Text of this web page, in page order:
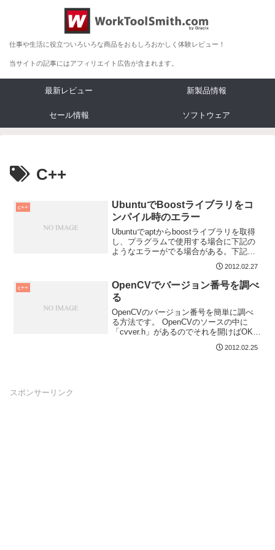
仕事や生活に役立ついろいろな商品をおもしろおかしく体験レビュー！
当サイトの記事にはアフィリエイト広告が含まれます。
最新レビュー 新製品情報
セール情報 ソフトウェア
C++
c++
UbuntuでBoostライブラリをコ
ンパイル時のエラー
Ubuntuでaptからboostライブラリを取得
し、プラグラムで使用する場合に下記の
ようなエラーがでる場合がある。下記は
コマンドライン引数を分解するライブラ
2012.02.27
c++
OpenCVでバージョン番号を調べ
る
OpenCVのバージョン番号を簡単に調べ
る方法です。 OpenCVのソースの中に
「cvver.h」があるのでそれを開けばOK。
2012.02.25
スポンサーリンク